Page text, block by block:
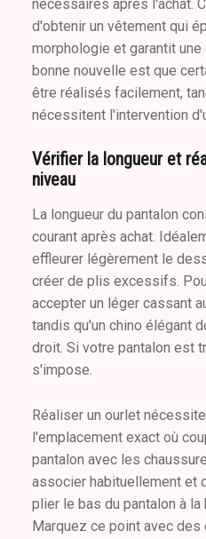
nécessaires après l'achat.
d'obtenir un vêtement qui
morphologie et garantit
bonne nouvelle est que
être réalisés facilement,
nécessitent l'intervention
Vérifier la longueur et
niveau
La longueur du pantalon
courant après achat.
effleurer légèrement le
créer de plis excessifs.
accepter un léger cassant
tandis qu'un chino élégant
droit. Si votre pantalon est
s'impose.
Réaliser un ourlet
l'emplacement exact où
pantalon avec les
associer habituellement et
plier le bas du pantalon à la
Marquez ce point avec